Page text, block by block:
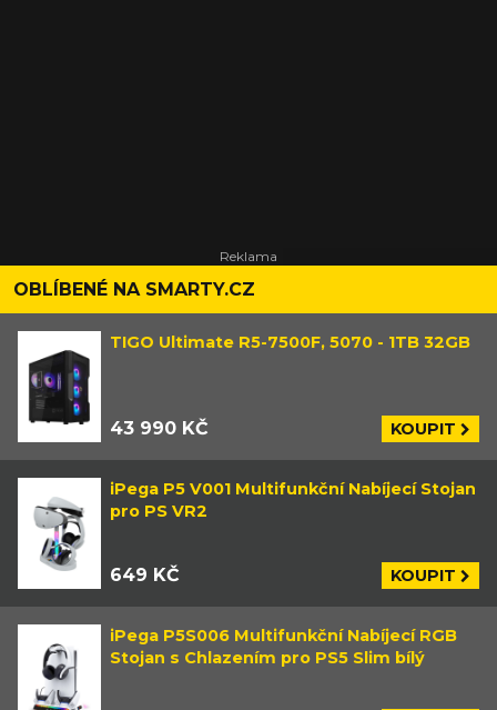
OBLÍBENÉ NA SMARTY.CZ
TIGO Ultimate R5-7500F, 5070 - 1TB 32GB
43 990 KČ KOUPIT
iPega P5 V001 Multifunkční Nabíjecí Stojan
pro PS VR2
649 KČ KOUPIT
iPega P5S006 Multifunkční Nabíjecí RGB
Stojan s Chlazením pro PS5 Slim bílý